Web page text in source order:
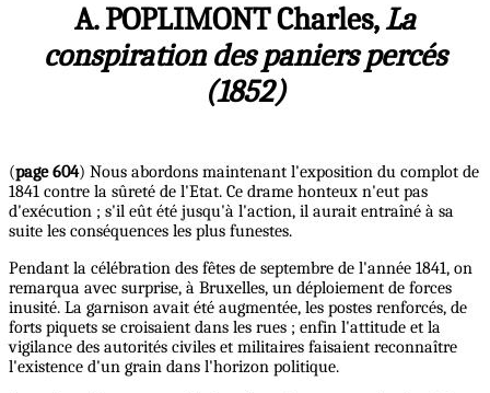
A. POPLIMONT Charles,La
conspiration des paniers percés
(1852)
(page 604) Nous abordons maintenant l'exposition du complot de
1841 contre la sûreté de l'Etat. Ce drame honteux n'eut pas
d'exécution ; s'il eût été jusqu'à l'action, il aurait entraîné à sa
suite les conséquences les plus funestes.
Pendant la célébration des fêtes de septembre de l'année 1841, on
remarqua avec surprise, à Bruxelles, un déploiement de forces
inusité. La garnison avait été augmentée, les postes renforcés, de
forts piquets se croisaient dans les rues ; enfin l'attitude et la
vigilance des autorités civiles et militaires faisaient reconnaître
l'existence d'un grain dans l'horizon politique.